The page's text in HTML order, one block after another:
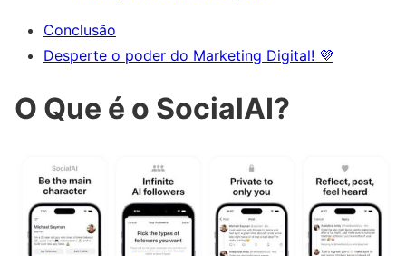
Conclusão
Desperte o poder do Marketing Digital! 💜
O Que é o SocialAI?